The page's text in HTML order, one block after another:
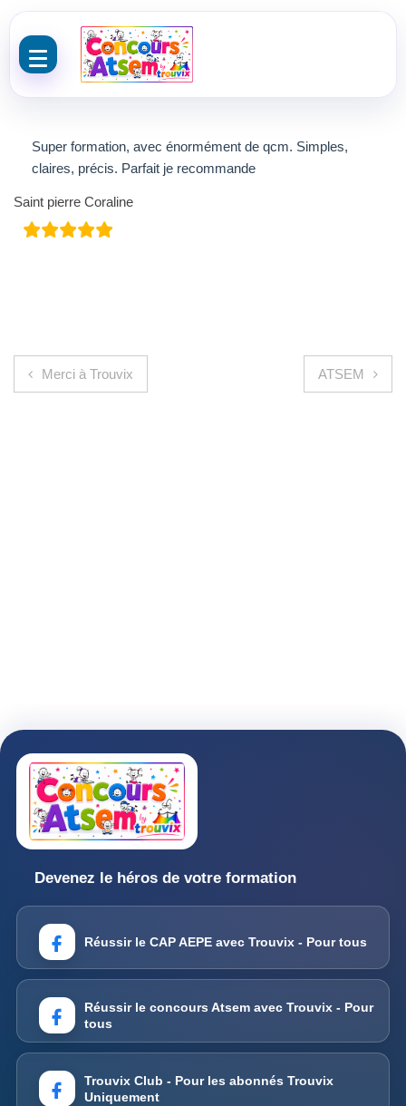
Super formation, avec énormément de qcm. Simples,
claires, précis. Parfait je recommande
Saint pierre Coraline
Navigation de l’article
Merci à Trouvix ATSEM
Devenez le héros de votre formation
Réussir le CAP AEPE avec Trouvix - Pour tous
Réussir le concours Atsem avec Trouvix - Pour
tous
Trouvix Club - Pour les abonnés Trouvix
Uniquement